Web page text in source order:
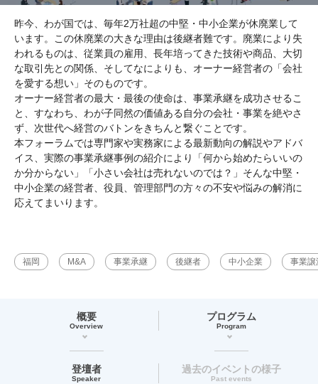
昨今、わが国では、毎年2万社超の中堅・中小企業が休廃業して
います。この休廃業の大きな理由は後継者難です。廃業により失
われるものは、従業員の雇用、長年培ってきた技術や商品、大切
な取引先との関係、そしてなによりも、オーナー経営者の「会社
を愛する想い」そのものです。
オーナー経営者の最大・最後の使命は、事業承継を成功させるこ
と、すなわち、わが子同然の価値ある自分の会社・事業を絶やさ
ず、次世代へ経営のバトンをきちんと繋ぐことです。
本フォーラムでは専門家や実務家による最新動向の解説やアドバ
イス、実際の事業承継事例の紹介により「何から始めたらいいの
か分からない」「小さい会社は売れないのでは？」そんな中堅・
中小企業の経営者、役員、管理部門の方々の不安や悩みの解消に
応えてまいります。
福岡 M&A 事業承継 後継者 中小企業 事業譲
概要
Overview
プログラム
Program
登壇者
Speaker
過去のイベントの様子
Past events